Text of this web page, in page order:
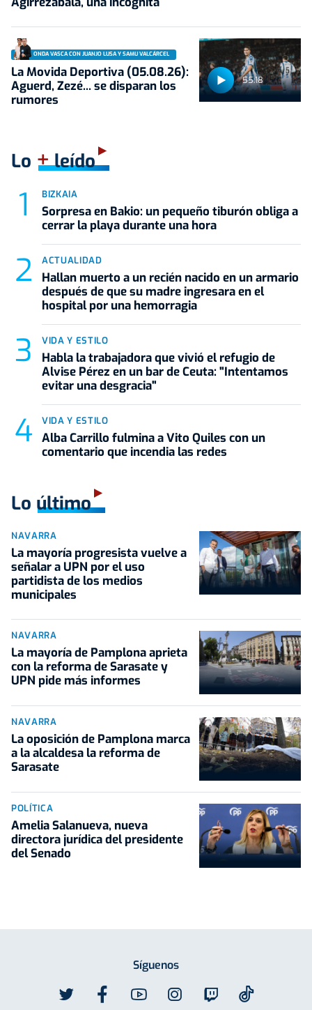
55:18
ONDA VASCA CON JUANJO LUSA Y SAMU VALCÁRCEL
La Movida Deportiva (05.08.26):
Aguerd, Zezé... se disparan los
rumores
Lo +leído
BIZKAIA
Sorpresa en Bakio: un pequeño tiburón obliga a
cerrar la playa durante una hora
ACTUALIDAD
Hallan muerto a un recién nacido en un armario
después de que su madre ingresara en el
hospital por una hemorragia
VIDA Y ESTILO
Habla la trabajadora que vivió el refugio de
Alvise Pérez en un bar de Ceuta: "Intentamos
evitar una desgracia"
VIDA Y ESTILO
Alba Carrillo fulmina a Vito Quiles con un
comentario que incendia las redes
Lo último
NAVARRA
La mayoría progresista vuelve a
señalar a UPN por el uso
partidista de los medios
municipales
NAVARRA
La mayoría de Pamplona aprieta
con la reforma de Sarasate y
UPN pide más informes
NAVARRA
La oposición de Pamplona marca
a la alcaldesa la reforma de
Sarasate
POLÍTICA
Amelia Salanueva, nueva
directora jurídica del presidente
del Senado
Síguenos